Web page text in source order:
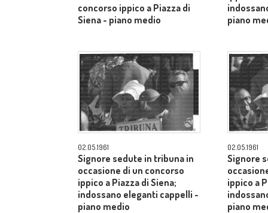
concorso ippico a Piazza di
Siena - piano medio
piano
02.05.1961
Signore sedute in tribuna in
occasione di un concorso
ippico a Piazza di Siena;
indossano eleganti cappelli -
piano medio
02.05.1961
Signore
ippico a
piano